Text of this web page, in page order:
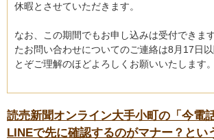
休暇とさせていただきます。
なお、この期間でもお申し込みは受付できま
たお問い合わせについてのご連絡は8月17日
とぞご理解のほどよろしくお願いいたします。
読売新聞オンライン大手小町の「今電
LINEで先に確認するのがマナー？とい